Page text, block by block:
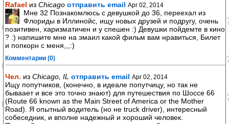
Rafael из Chicago отправить email Apr 02, 2014
Мне 32 Познакомлюсь с девушкой до 36, переехал из
Флориды в Иллинойс, ищу новых друзей и подругу, очень
позитивен, харизматичен и у спешен :) Девушки пойдемте в кино
? :) напишите мне на эмаил какой фильм вам нравиться, Билет
и попкорн с меня,,,:)
Комментарии (0)
Чел. из Chicago, IL отправить email Apr 02, 2014
Ищу попутчиков, (конечно, в идеале попутчицу, но так не
бываает и все это точно знают) для путешествия по Шоссе 66
(Route 66 known as the Main Street of America or the Mother
Road). Я опытный водитель (но не truck driver), интересный
собеседник, и вполне надежный и хороший человек.